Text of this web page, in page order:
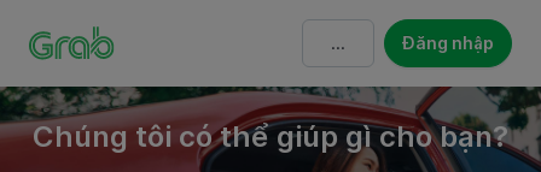
Đăng nhập
Chúng tôi có thể giúp gì cho bạn?